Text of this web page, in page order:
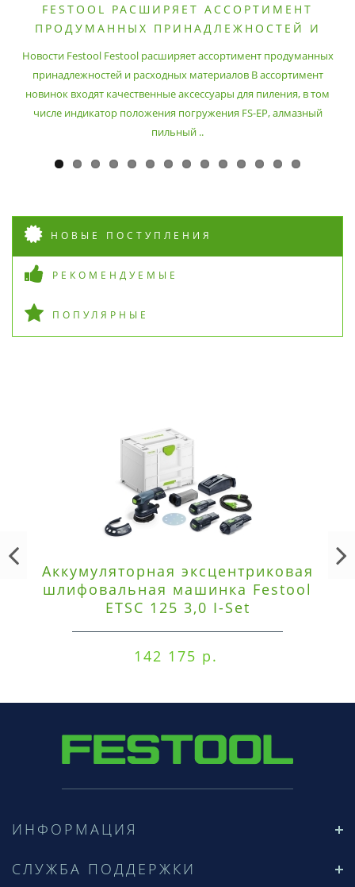
FESTOOL РАСШИРЯЕТ АССОРТИМЕНТ
ПРОДУМАННЫХ ПРИНАДЛЕЖНОСТЕЙ И
Новости Festool Festool расширяет ассортимент продуманных
принадлежностей и расходных материалов В ассортимент
новинок входят качественные аксессуары для пиления, в том
числе индикатор положения погружения FS-EP, алмазный
пильный ..
НОВЫЕ ПОСТУПЛЕНИЯ
РЕКОМЕНДУЕМЫЕ
ПОПУЛЯРНЫЕ
Аккумуляторная эксцентриковая
шлифовальная машинка Festool
ETSC 125 3,0 I-Set
142 175 р.
ИНФОРМАЦИЯ
СЛУЖБА ПОДДЕРЖКИ